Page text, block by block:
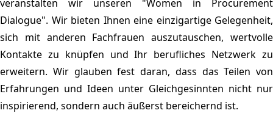
veranstalten wir unseren "Women in Procurement
Dialogue". Wir bieten Ihnen eine einzigartige Gelegenheit,
sich mit anderen Fachfrauen auszutauschen, wertvolle
Kontakte zu knüpfen und Ihr berufliches Netzwerk zu
erweitern. Wir glauben fest daran, dass das Teilen von
Erfahrungen und Ideen unter Gleichgesinnten nicht nur
inspirierend, sondern auch äußerst bereichernd ist.